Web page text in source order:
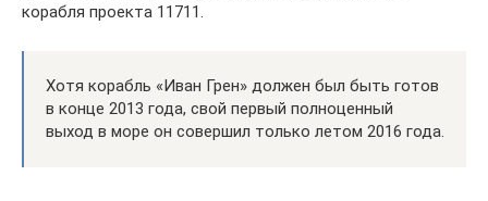
корабля проекта 11711.
Хотя корабль «Иван Грен» должен был быть готов
в конце 2013 года, свой первый полноценный
выход в море он совершил только летом 2016 года.